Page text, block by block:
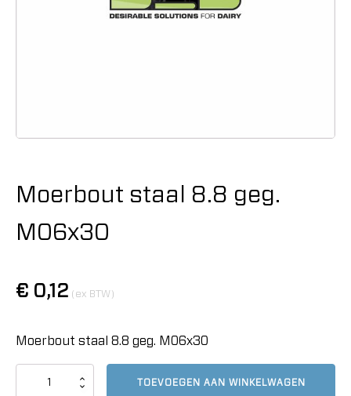
Moerbout staal 8.8 geg.
M06x30
€ 0,12 (ex BTW)
Moerbout staal 8.8 geg. M06x30
Moerbout
TOEVOEGEN AAN WINKELWAGEN